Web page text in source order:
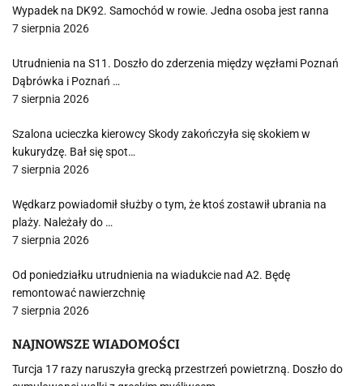
Wypadek na DK92. Samochód w rowie. Jedna osoba jest ranna
7 sierpnia 2026
Utrudnienia na S11. Doszło do zderzenia między węzłami Poznań
Dąbrówka i Poznań …
7 sierpnia 2026
Szalona ucieczka kierowcy Skody zakończyła się skokiem w
kukurydzę. Bał się spot…
7 sierpnia 2026
Wędkarz powiadomił służby o tym, że ktoś zostawił ubrania na
plaży. Należały do …
7 sierpnia 2026
Od poniedziałku utrudnienia na wiadukcie nad A2. Będę
remontować nawierzchnię
7 sierpnia 2026
NAJNOWSZE WIADOMOŚCI
Turcja 17 razy naruszyła grecką przestrzeń powietrzną. Doszło do